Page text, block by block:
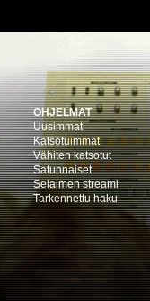
OHJELMAT
Uusimmat
Katsotuimmat
Vähiten katsotut
Satunnaiset
Selaimen streami
Tarkennettu haku